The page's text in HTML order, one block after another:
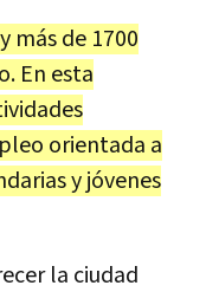
más de 1700
En esta
orientada a
y jóvenes
la ciudad